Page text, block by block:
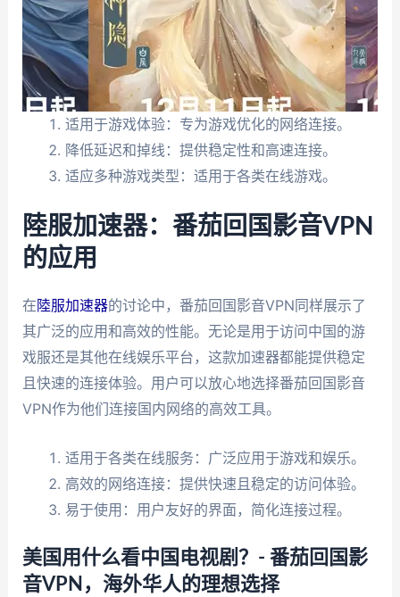
适用于游戏体验：专为游戏优化的网络连接。
降低延迟和掉线：提供稳定性和高速连接。
适应多种游戏类型：适用于各类在线游戏。
陸服加速器：番茄回国影音VPN
的应用
在陸服加速器的讨论中，番茄回国影音VPN同样展示了
其广泛的应用和高效的性能。无论是用于访问中国的游
戏服还是其他在线娱乐平台，这款加速器都能提供稳定
且快速的连接体验。用户可以放心地选择番茄回国影音
VPN作为他们连接国内网络的高效工具。
适用于各类在线服务：广泛应用于游戏和娱乐。
高效的网络连接：提供快速且稳定的访问体验。
易于使用：用户友好的界面，简化连接过程。
美国用什么看中国电视剧？- 番茄回国影
音VPN，海外华人的理想选择